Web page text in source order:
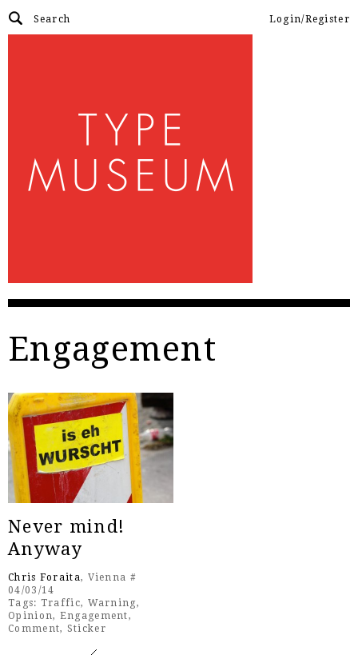
Login/Register
Engagement
Never mind!
Anyway
Chris Foraita, Vienna #
04/03/14
Tags: Traffic, Warning,
Opinion, Engagement,
Comment, Sticker